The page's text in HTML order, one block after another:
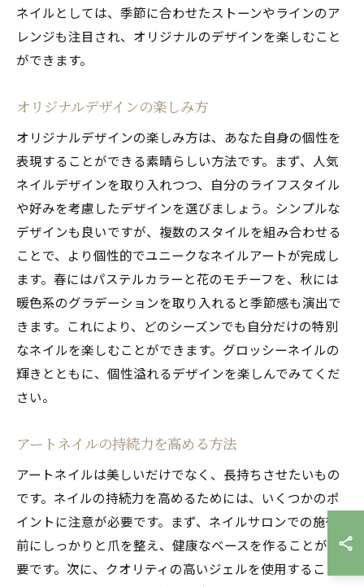
ネイルとしては、季節に合わせたストーンやラインのア
レンジも注目され、オリジナルのデザインを楽しむこと
ができます。
オリジナルデザインの楽しみ方
オリジナルデザインの楽しみ方は、あなた自身の個性を
表現することができる素晴らしい方法です。まず、人気
ネイルデザインを取り入れつつ、自分のライフスタイル
や好みを考慮したデザインを選びましょう。シンプルな
デザインも良いですが、複数のスタイルを組み合わせる
ことで、より個性的でユニークなネイルアートが完成し
ます。春にはパステルカラーと花のモチーフを、秋には
暖色系のグラデーションを取り入れると季節感も演出で
きます。これにより、どのシーズンでも自分だけの特別
なネイルを楽しむことができます。グロッシーネイルの
輝きとともに、個性溢れるデザインを楽しんでみてくだ
さい。
アートネイルの持続力を高める方法
アートネイルは美しいだけでなく、長持ちさせたいもの
です。ネイルの持続力を高めるためには、いくつかのポ
イントに注意が必要です。まず、ネイルサロンでの施術
前にしっかりと爪を整え、健康なベースを作ることが重
要です。次に、クオリティの高いジェルを使用すること